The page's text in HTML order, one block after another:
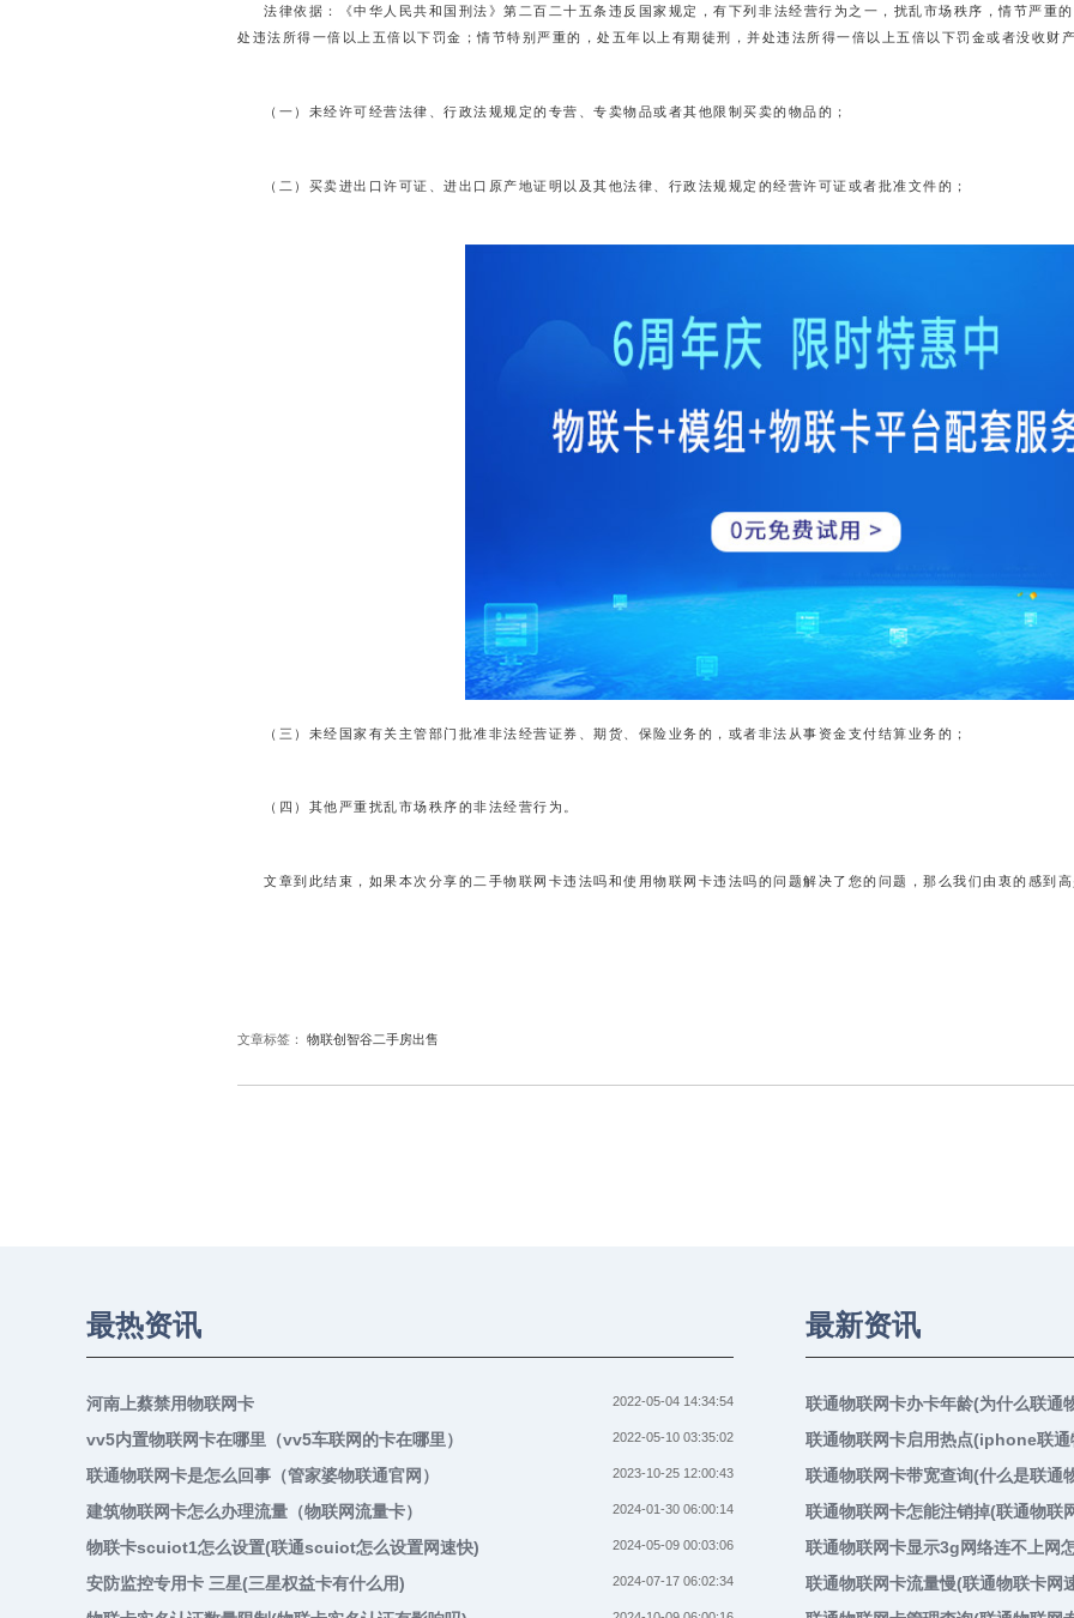
法律依据：《中华人民共和国刑法》第二百二十五条违反国家规定，有下列非法经营行为之一，扰乱市场秩序，情节严重
处违法所得一倍以上五倍以下罚金；情节特别严重的，处五年以上有期徒刑，并处违法所得一倍以上五倍以下罚金或者没收财
（一）未经许可经营法律、行政法规规定的专营、专卖物品或者其他限制买卖的物品的；
（二）买卖进出口许可证、进出口原产地证明以及其他法律、行政法规规定的经营许可证或者批准文件的；
（三）未经国家有关主管部门批准非法经营证券、期货、保险业务的，或者非法从事资金支付结算业务的；
（四）其他严重扰乱市场秩序的非法经营行为。
文章到此结束，如果本次分享的二手物联网卡违法吗和使用物联网卡违法吗的问题解决了您的问题，那么我们由衷的感到
文章标签： 物联创智谷二手房出售
最热资讯
河南上蔡禁用物联网卡 2022-05-04 14:34:54
vv5内置物联网卡在哪里（vv5车联网的卡在哪里） 2022-05-10 03:35:02
联通物联网卡是怎么回事（管家婆物联通官网） 2023-10-25 12:00:43
建筑物联网卡怎么办理流量（物联网流量卡） 2024-01-30 06:00:14
物联卡scuiot1怎么设置(联通scuiot怎么设置网速快) 2024-05-09 00:03:06
安防监控专用卡 三星(三星权益卡有什么用) 2024-07-17 06:02:34
最新资讯
联通物联网卡办卡年龄(为什么联通
联通物联网卡启用热点(iphone联
联通物联网卡带宽查询(什么是联通
联通物联网卡怎能注销掉(联通物联
联通物联网卡显示3g网络连不上网
联通物联网卡流量慢(联通物联卡网